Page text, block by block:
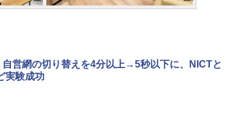
営網の切り替えを4分以上→5秒以下に、NICTと
実験成功